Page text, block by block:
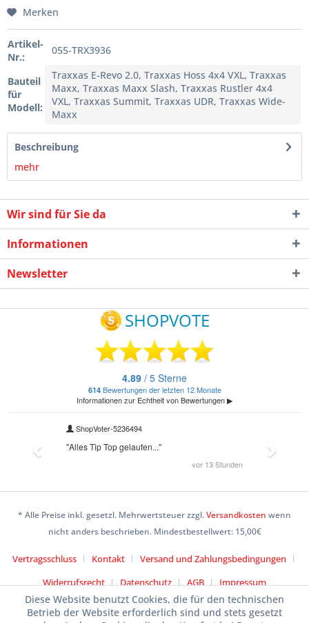
Merken
Artikel-
Nr.:
055-TRX3936
Bauteil
für
Modell:
Traxxas E-Revo 2.0, Traxxas Hoss 4x4 VXL, Traxxas
Maxx, Traxxas Maxx Slash, Traxxas Rustler 4x4
VXL, Traxxas Summit, Traxxas UDR, Traxxas Wide-
Maxx
Beschreibung
mehr
Wir sind für Sie da
Informationen
Newsletter
* Alle Preise inkl. gesetzl. Mehrwertsteuer zzgl.Versandkosten wenn
nicht anders beschrieben. Mindestbestellwert: 15,00€
Vertragsschluss Kontakt
Versand und Zahlungsbedingungen
Widerrufsrecht
Datenschutz AGB Impressum
Diese Website benutzt Cookies, die für den technischen
Betrieb der Website erforderlich sind und stets gesetzt